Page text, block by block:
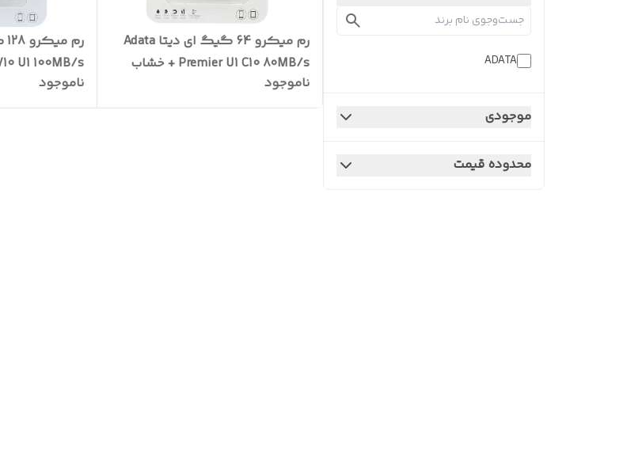
ADATA
موجودی
محدوده قیمت
رم میکرو 64 گیگ ای دیتا Adata
Premier U1 C10 80MB/s + خشاب
ناموجود
خشاب
ناموجود